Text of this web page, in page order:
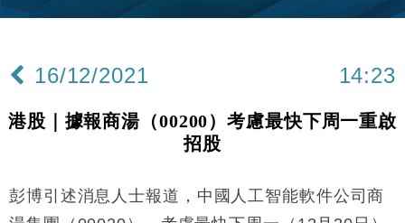
16/12/2021 14:23
港股｜據報商湯（00200）考慮最快下周一重啟
招股
彭博引述消息人士報道，中國人工智能軟件公司商